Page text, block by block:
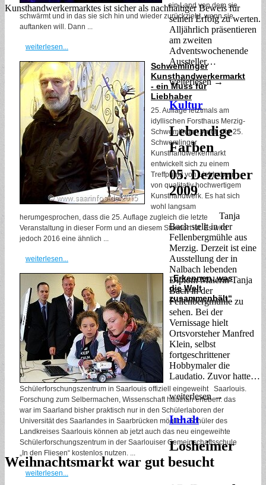
ein Land von dem sie
schwärmt und in das sie sich hin und wieder zurückzieht, wenn sie
auftanken will. Dann ...
weiterlesen...
Schwemlinger
Kunsthandwerkermarkt
- ein Muss für
Liebhaber
25. Auflage letztmals am
idyllischen Forsthaus Merzig-
Schwemlingen. Auch der 25.
Schwemlinger
Kunsthandwerkermarkt
entwickelt sich zu einem
Treffpunkt von Liebhabern
von qualitativ hochwertigem
Kunsthandwerk. Es hat sich
wohl langsam
herumgesprochen, dass die 25. Auflage zugleich die letzte
Veranstaltung in dieser Form und an diesem Standort ist. Es wird
jedoch 2016 eine ähnlich ...
weiterlesen...
„Erkennen, was
die Welt
zusammenhält“
Schülerforschungszentrum in Saarlouis offiziell eingeweiht Saarlouis.
Forschung zum Selbermachen, Wissenschaft hautnah erleben: das
war im Saarland bisher praktisch nur in den Schülerlaboren der
Universität des Saarlandes in Saarbrücken möglich. Schüler des
Landkreises Saarlouis können ab jetzt auch das neu eingeweihte
Schülerforschungszentrum in der Saarlouiser Gemeinschaftsschule
„In den Fliesen“ kostenlos nutzen. ...
weiterlesen...
Kunsthandwerkermarktes ist sicher als nachhaltiger Beweis für
seinen Erfolg zu werten.
Alljährlich präsentieren
am zweiten
Adventswochenende
Aussteller…
weiterlesen →
Kultur
Lebendige
Farben
05. Dezember
2009
Tanja
Bach stellt in der
Fellenbergmühle aus
Merzig. Derzeit ist eine
Ausstellung der in
Nalbach lebenden
Diplom Malerin Tanja
Bach in der
Fellenbergmühle zu
sehen. Bei der
Vernissage hielt
Ortsvorsteher Manfred
Klein, selbst
fortgeschrittener
Hobbymaler die
Laudatio. Zuvor hatte…
weiterlesen →
Inhalt
Losheimer
Weihnachtsmarkt war gut besucht